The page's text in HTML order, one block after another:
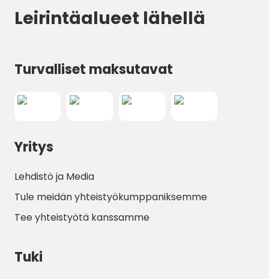
Leirintäalueet lähellä
Turvalliset maksutavat
Yritys
Lehdistö ja Media
Tule meidän yhteistyökumppaniksemme
Tee yhteistyötä kanssamme
Tuki